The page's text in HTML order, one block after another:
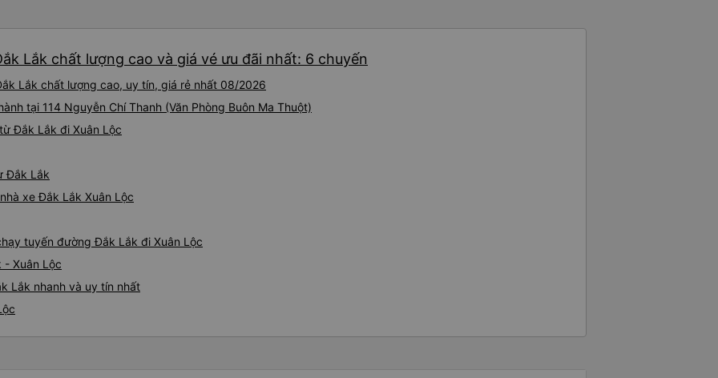
Lắk chất lượng cao và giá vé ưu đãi nhất: 6 chuyến
Lắk chất lượng cao, uy tín, giá rẻ nhất 08/2026
tại 114 Nguyễn Chí Thanh (Văn Phòng Buôn Ma Thuột)
Đắk Lắk đi Xuân Lộc
Đắk Lắk
xe Đắk Lắk Xuân Lộc
tuyến đường Đắk Lắk đi Xuân Lộc
- Xuân Lộc
Lắk nhanh và uy tín nhất